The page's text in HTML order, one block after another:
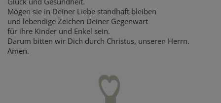
Mögen sie in Deiner Liebe standhaft bleiben
und lebendige Zeichen Deiner Gegenwart
für ihre Kinder und Enkel sein.
Darum bitten wir Dich durch Christus, unseren Herrn.
Amen.